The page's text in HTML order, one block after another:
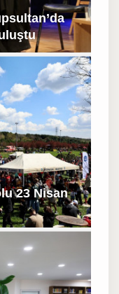
23 Nisan